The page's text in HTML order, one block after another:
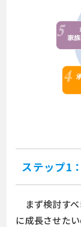
ステップ1
まず検討すべ
に成長させた